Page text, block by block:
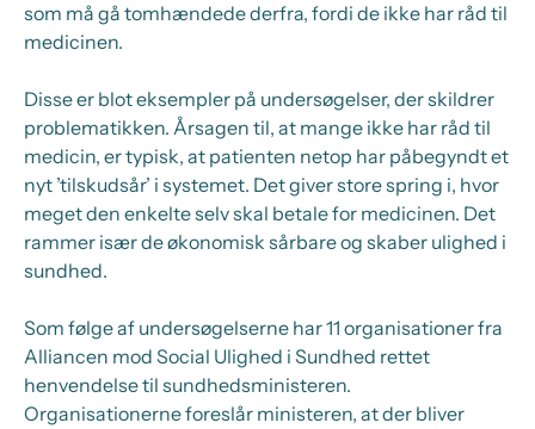
som må gå tomhændede derfra, fordi de ikke har råd til
medicinen.
Disse er blot eksempler på undersøgelser, der skildrer
problematikken. Årsagen til, at mange ikke har råd til
medicin, er typisk, at patienten netop har påbegyndt et
nyt ’tilskudsår’ i systemet. Det giver store spring i, hvor
meget den enkelte selv skal betale for medicinen. Det
rammer især de økonomisk sårbare og skaber ulighed i
sundhed.
Som følge af undersøgelserne har 11 organisationer fra
Alliancen mod Social Ulighed i Sundhed rettet
henvendelse til sundhedsministeren.
Organisationerne foreslår ministeren, at der bliver